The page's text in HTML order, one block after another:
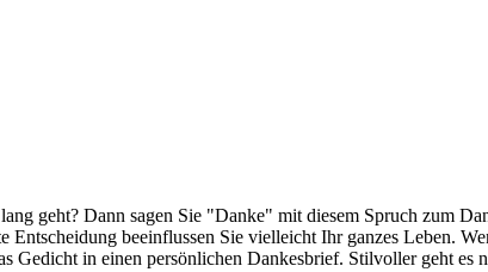
geht? Dann sagen Sie "Danke" mit diesem Spruch zum
Entscheidung beeinflussen Sie vielleicht Ihr ganzes Leben.
Gedicht in einen persönlichen Dankesbrief. Stilvoller geht